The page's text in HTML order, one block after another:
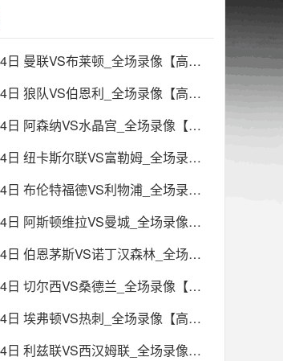
2026年05月24日 曼联VS布莱顿_全场录像【高清回放】
2026年05月24日 狼队VS伯恩利_全场录像【高清回放】
2026年05月24日 阿森纳VS水晶宫_全场录像【高清回放】
2026年05月24日 纽卡斯尔联VS富勒姆_全场录像【高清回放】
2026年05月24日 布伦特福德VS利物浦_全场录像【高清回放】
2026年05月24日 阿斯顿维拉VS曼城_全场录像【高清回放】
2026年05月24日 伯恩茅斯VS诺丁汉森林_全场录像【高清回放】
2026年05月24日 切尔西VS桑德兰_全场录像【高清回放】
2026年05月24日 埃弗顿VS热刺_全场录像【高清回放】
2026年05月24日 利兹联VS西汉姆联_全场录像【高清回放】